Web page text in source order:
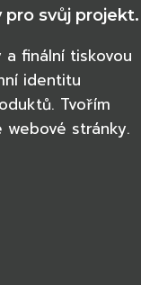
svůj projekt.
finální tiskovou
identitu
Tvořím
stránky.